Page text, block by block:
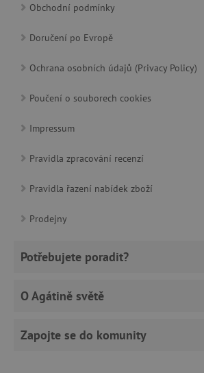
Obchodní podmínky
Doručení po Evropě
Ochrana osobních údajů (Privacy Policy)
Poučení o souborech cookies
Impressum
Pravidla zpracování recenzí
Pravidla řazení nabídek zboží
Prodejny
Potřebujete poradit?
O Agátině světě
Zapojte se do komunity